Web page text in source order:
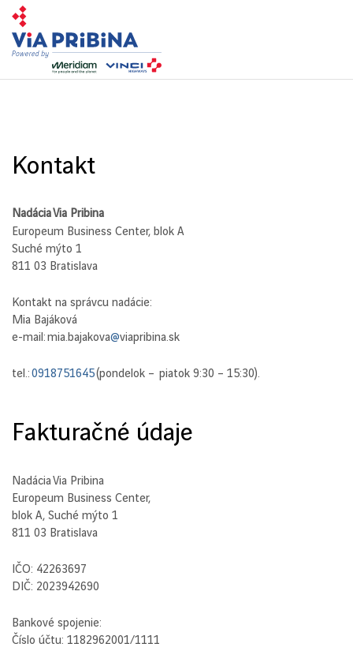
Kontakt
Nadácia Via Pribina
Europeum Business Center, blok A
Suché mýto 1
811 03 Bratislava
Kontakt na správcu nadácie:
Mia Bajáková
e-mail: mia.bajakova@viapribina.sk
tel.:0918751645(pondelok – piatok 9:30 – 15:30).
Fakturačné údaje
Nadácia Via Pribina
Europeum Business Center,
blok A, Suché mýto 1
811 03 Bratislava
IČO: 42263697
DIČ: 2023942690
Bankové spojenie:
Číslo účtu: 1182962001/1111